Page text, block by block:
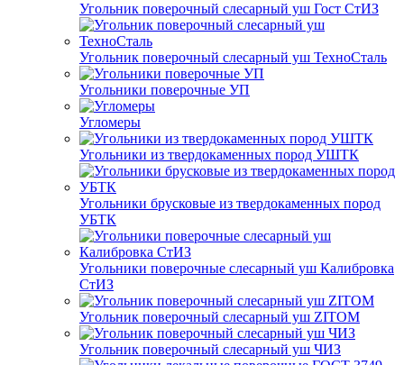
Угольник поверочный слесарный уш Гост СтИЗ
Угольник поверочный слесарный уш ТехноСталь
Угольники поверочные УП
Угломеры
Угольники из твердокаменных пород УШТК
Угольники брусковые из твердокаменных пород
УБТК
Угольники поверочные слесарный уш Калибровка
СтИЗ
Угольник поверочный слесарный уш ZITOM
Угольник поверочный слесарный уш ЧИЗ